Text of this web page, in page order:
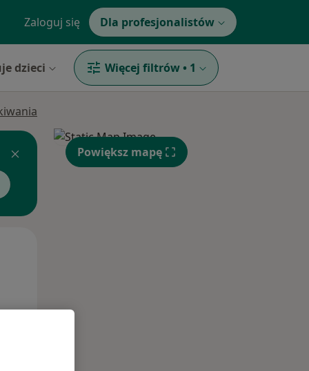
Zaloguj się Dla profesjonalistów
dzieci Więcej filtrów • 1
Powiększ mapę